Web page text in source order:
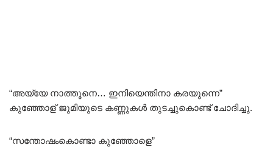
“അയ്യേ നാത്തൂനെ… ഇനിയെന്തിനാ കരയുന്നെ”
കുഞ്ഞോള് ജുമിയുടെ കണ്ണുകൾ തുടച്ചുകൊണ്ട് ചോദിച്ചു.
“സന്തോഷംകൊണ്ടാ കുഞ്ഞോളെ”